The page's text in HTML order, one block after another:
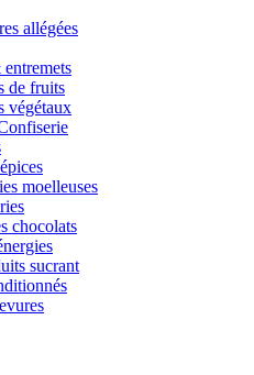
allégées
de fruits
végétaux
moelleuses
chocolats
sucrant